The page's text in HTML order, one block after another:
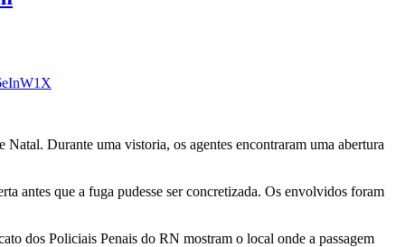
Durante uma vistoria, os agentes encontraram uma abertura
antes que a fuga pudesse ser concretizada. Os envolvidos foram
dos Policiais Penais do RN mostram o local onde a passagem